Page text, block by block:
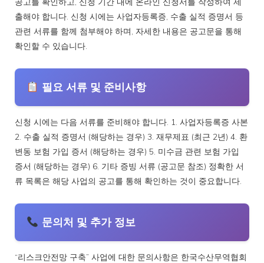
출해야 합니다. 신청 시에는 사업자등록증, 수출 실적 증명서 등
관련 서류를 함께 첨부해야 하며, 자세한 내용은 공고문을 통해
확인할 수 있습니다.
필요 서류 및 준비사항
신청 시에는 다음 서류를 준비해야 합니다. 1. 사업자등록증 사본
2. 수출 실적 증명서 (해당하는 경우) 3. 재무제표 (최근 2년) 4. 환
변동 보험 가입 증서 (해당하는 경우) 5. 미수금 관련 보험 가입
증서 (해당하는 경우) 6. 기타 증빙 서류 (공고문 참조) 정확한 서
류 목록은 해당 사업의 공고를 통해 확인하는 것이 중요합니다.
문의처 및 추가 정보
“리스크안전망 구축” 사업에 대한 문의사항은 한국수산무역협회